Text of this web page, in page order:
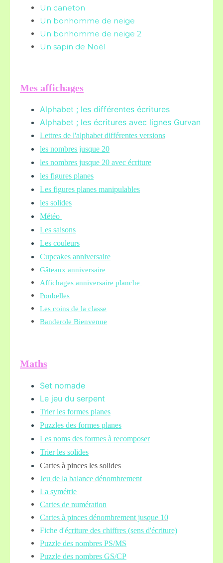
Un caneton
Un bonhomme de neige
Un bonhomme de neige 2
Un sapin de Noël
Mes affichages
Alphabet ; les différentes écritures
Alphabet ; les écritures avec lignes Gurvan
Lettres de l'alphabet différentes versions
les nombres jusque 20
les nombres jusque 20 avec écriture
les figures planes
Les figures planes manipulables
les solides
Météo
Les saisons
Les couleurs
Cupcakes anniversaire
Gâteaux anniversaire
Affichages anniversaire planche
Poubelles
Les coins de la classe
Banderole Bienvenue
Maths
Set nomade
Le jeu du serpent
Trier les formes planes
Puzzles des formes planes
Les noms des formes à recomposer
Trier les solides
Cartes à pinces les solides
Jeu de la balance dénombrement
La symétrie
Cartes de numération
Cartes à pinces dénombrement jusque 10
Fiche d'écriture des chiffres (sens d'écriture)
Puzzle des nombres PS/MS
Puzzle des nombres GS/CP